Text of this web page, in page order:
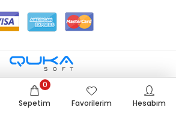
Sepetim
0
Favorilerim
Hesabım